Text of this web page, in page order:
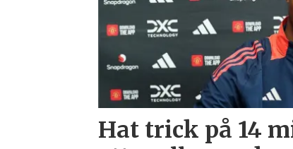
Hat trick på 14